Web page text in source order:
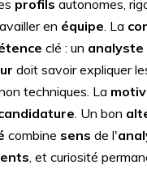
profils autonomes,
en équipe . La
clé : un analyste
doit savoir expliquer
techniques. La
. Un bon
combine sens de l'
, et curiosité